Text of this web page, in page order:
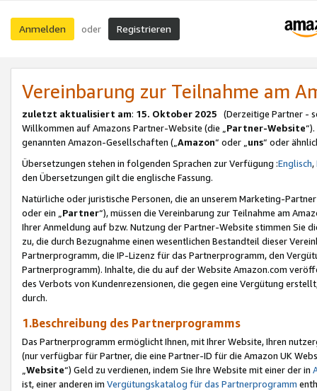
Anmelden oder Registrieren
Vereinbarung zur Teilnahme am
zuletzt aktualisiert am: 15. Oktober 2025 (Derzeitige Partner -
Willkommen auf Amazons Partner-Website (die „Partner-Website
genannten Amazon-Gesellschaften („Amazon“ oder „uns“ oder
Übersetzungen stehen in folgenden Sprachen zur Verfügung :Englisch,
den Übersetzungen gilt die englische Fassung.
Natürliche oder juristische Personen, die an unserem Marketing-
oder ein „Partner“), müssen die Vereinbarung zur Teilnahme am
Ihrer Anmeldung auf bzw. Nutzung der Partner-Website stimmen Sie
zu, die durch Bezugnahme einen wesentlichen Bestandteil dieser
Partnerprogramm, die IP-Lizenz für das Partnerprogramm, den
Partnerprogramm). Inhalte, die du auf der Website Amazon.com
des Verbots von Kundenrezensionen, die gegen eine Vergütung
durch.
1.Beschreibung des Partnerprogramms
Das Partnerprogramm ermöglicht Ihnen, mit Ihrer Website, Ihren
(nur verfügbar für Partner, die eine Partner-ID für die Amazon UK
Website“) Geld zu verdienen, indem Sie Ihre Website mit einer der in
ist, einer anderen im Vergütungskatalog für das Partnerprogramm